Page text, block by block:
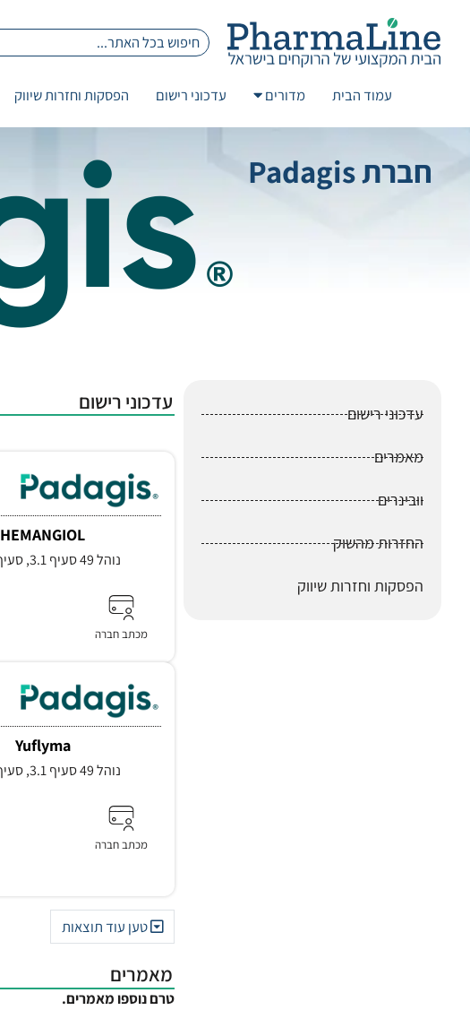
עמוד הבית מדורים עדכוני רישום הפסקות וחזרות שיווק
חברת Padagis
עדכוני רישום
מאמרים
וובינרים
החזרות מהשוק
הפסקות וחזרות שיווק
עדכוני רישום
HEMANGIOL
נוהל 49 סעיף 3.1, סעיף 3.2.3
מכתב חברה
Yuflyma
נוהל 49 סעיף 3.1, סעיף 3.2.3
מכתב חברה
טען עוד תוצאות
מאמרים
טרם נוספו מאמרים.